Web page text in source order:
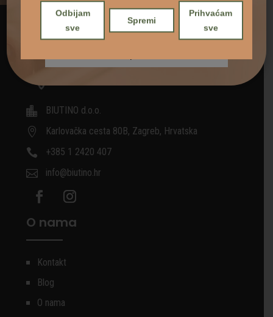
Odbijam
sve
Spremi
Prihvaćam
sve

BIUTINO d.o.o.

Karlovačka cesta 80B, Zagreb, Hrvatska

+385 1 2420 407

info@biutino.hr
O nama
Kontakt
Blog
O nama